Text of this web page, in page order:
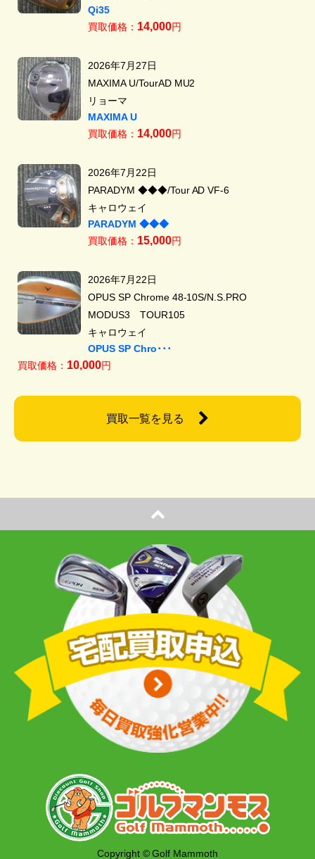
Qi35
買取価格： 14,000円
2026年7月27日
MAXIMA U/TourAD MU2
リョーマ
MAXIMA U
買取価格： 14,000円
2026年7月22日
PARADYM ◆◆◆/Tour AD VF-6
キャロウェイ
PARADYM ◆◆◆
買取価格： 15,000円
2026年7月22日
OPUS SP Chrome 48-10S/N.S.PRO
MODUS3 TOUR105
キャロウェイ
OPUS SP Chro･･･
買取価格： 10,000円
買取一覧を見る
Copyright © Golf Mammoth